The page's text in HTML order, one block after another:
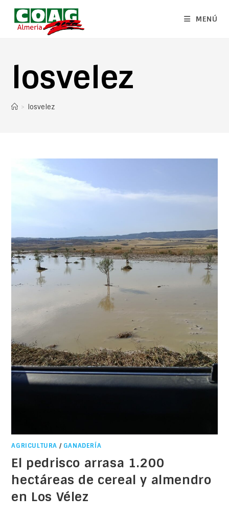
MENÚ
losvelez
> losvelez
AGRICULTURA / GANADERÍA
El pedrisco arrasa 1.200
hectáreas de cereal y almendro
en Los Vélez